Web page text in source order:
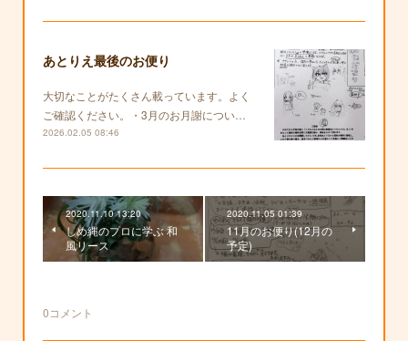
あとりえ最後のお便り
大切なことがたくさん載っています。よく
ご確認ください。・3月のお月謝につい…
2026.02.05 08:46
2020.11.10 13:20
しめ縄のプロに学ぶ 和
風リース
2020.11.05 01:39
11月のお便り(12月の
予定)
0コメント